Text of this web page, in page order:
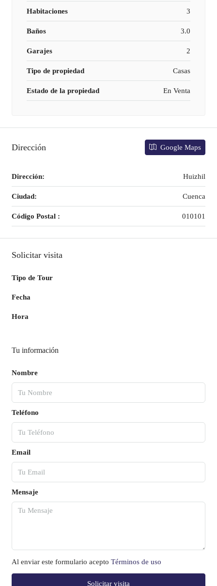
Habitaciones 3
Baños 3.0
Garajes 2
Tipo de propiedad Casas
Estado de la propiedad En Venta
Dirección Google Maps
Dirección: Huizhil
Ciudad: Cuenca
Código Postal : 010101
Solicitar visita
Tipo de Tour
Fecha
Hora
Tu información
Nombre
Teléfono
Email
Mensaje
Al enviar este formulario acepto Términos de uso
Solicitar visita